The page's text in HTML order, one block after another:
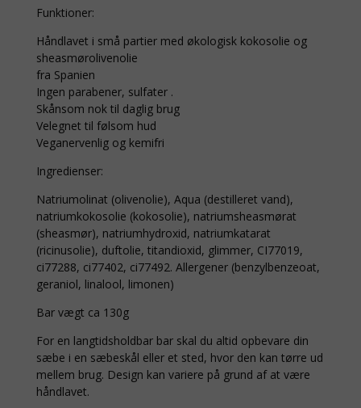
Funktioner:
Håndlavet i små partier med økologisk kokosolie og
sheasmørolivenolie
fra Spanien
Ingen parabener, sulfater .
Skånsom nok til daglig brug
Velegnet til følsom hud
Veganervenlig og kemifri
Ingredienser:
Natriumolinat (olivenolie), Aqua (destilleret vand),
natriumkokosolie (kokosolie), natriumsheasmørat
(sheasmør), natriumhydroxid, natriumkatarat
(ricinusolie), duftolie, titandioxid, glimmer, CI77019,
ci77288, ci77402, ci77492. Allergener (benzylbenzeoat,
geraniol, linalool, limonen)
Bar vægt ca 130g
For en langtidsholdbar bar skal du altid opbevare din
sæbe i en sæbeskål eller et sted, hvor den kan tørre ud
mellem brug. Design kan variere på grund af at være
håndlavet.